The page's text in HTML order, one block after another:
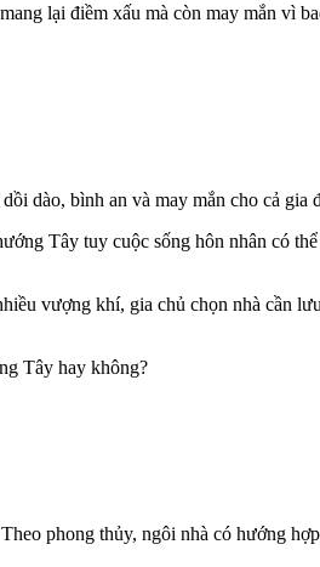
lại điềm xấu mà còn may mắn vì
dào, bình an và may mắn cho cả gia
Tây tuy cuộc sống hôn nhân có
vượng khí, gia chủ chọn nhà cần
Tây hay không?
phong thủy, ngôi nhà có hướng